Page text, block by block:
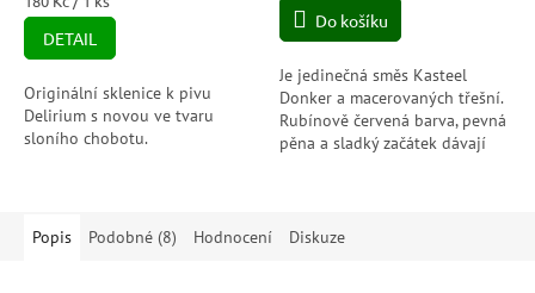
cena:
DETAIL
Originální sklenice k pivu
Delirium s novou ve tvaru
sloního chobotu.
5
hvězdiček.
Do košíku
Je jedinečná směs Kasteel
Donker a macerovaných třešní.
Rubínově červená barva, pevná
pěna a sladký začátek dávají
Popis Podobné (8) Hodnocení Diskuze